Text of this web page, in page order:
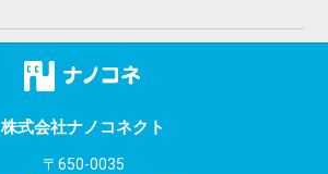
株式会社ナノコネクト
〒650-0035